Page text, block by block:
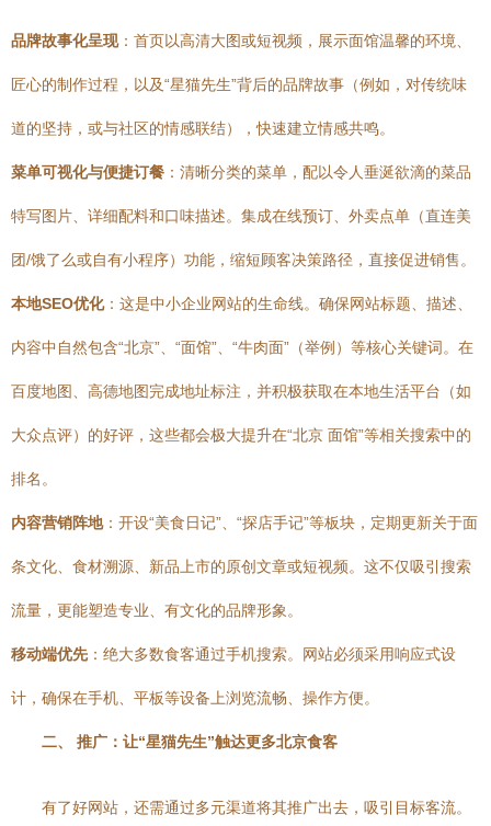
品牌故事化呈现：首页以高清大图或短视频，展示面馆温馨的环境、
匠心的制作过程，以及“星猫先生”背后的品牌故事（例如，对传统味
道的坚持，或与社区的情感联结），快速建立情感共鸣。
菜单可视化与便捷订餐 ：清晰分类的菜单，配以令人垂涎欲滴的菜品
特写图片、详细配料和口味描述。集成在线预订、外卖点单（直连美
团/饿了么或自有小程序）功能，缩短顾客决策路径，直接促进销售。
本地SEO优化：这是中小企业网站的生命线。确保网站标题、描述、
内容中自然包含“北京”、“面馆”、“牛肉面”（举例）等核心关键词。在
百度地图、高德地图完成地址标注，并积极获取在本地生活平台（如
大众点评）的好评，这些都会极大提升在“北京 面馆”等相关搜索中的
排名。
内容营销阵地：开设“美食日记”、“探店手记”等板块，定期更新关于面
条文化、食材溯源、新品上市的原创文章或短视频。这不仅吸引搜索
流量，更能塑造专业、有文化的品牌形象。
移动端优先：绝大多数食客通过手机搜索。网站必须采用响应式设
计，确保在手机、平板等设备上浏览流畅、操作方便。
二、 推广：让“星猫先生”触达更多北京食客
有了好网站，还需通过多元渠道将其推广出去，吸引目标客流。